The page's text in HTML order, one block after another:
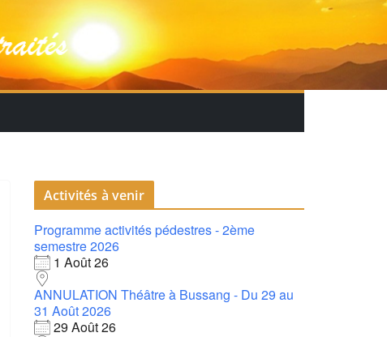
Activités à venir
Programme activités pédestres - 2ème
semestre 2026
1 Août 26
ANNULATION Théâtre à Bussang - Du 29 au
31 Août 2026
29 Août 26